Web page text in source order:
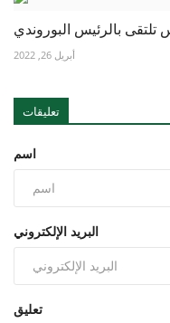
بالرئيس البوروندي
أبريل 26, 2022
تعليقات
اسم
البريد الإلكتروني
تعليق